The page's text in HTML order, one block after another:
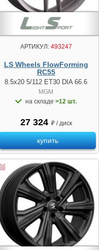
АРТИКУЛ:493247
LS Wheels FlowForming
RC55
8.5x20 5/112 ET30 DIA 66.6
MGM
на складе >12 шт.
27 324 ₽ / диск
купить